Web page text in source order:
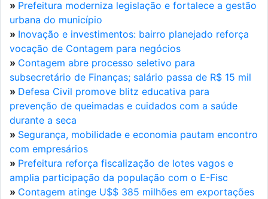
» Prefeitura moderniza legislação e fortalece a gestão
urbana do município
» Inovação e investimentos: bairro planejado reforça
vocação de Contagem para negócios
» Contagem abre processo seletivo para
subsecretário de Finanças; salário passa de R$ 15 mil
» Defesa Civil promove blitz educativa para
prevenção de queimadas e cuidados com a saúde
durante a seca
» Segurança, mobilidade e economia pautam encontro
com empresários
» Prefeitura reforça fiscalização de lotes vagos e
amplia participação da população com o E-Fisc
» Contagem atinge U$$ 385 milhões em exportações